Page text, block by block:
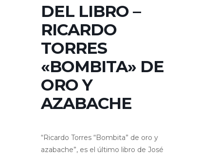
DEL LIBRO –
RICARDO
TORRES
«BOMBITA» DE
ORO Y
AZABACHE
“Ricardo Torres “Bombita” de oro y
azabache”, es el último libro de José